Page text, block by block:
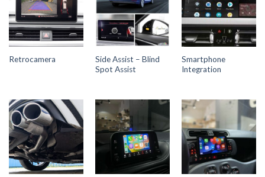
Retrocamera
Side Assist – Blind
Spot Assist
Smartphone
Integration